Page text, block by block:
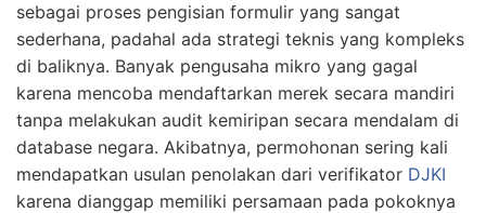
sebagai proses pengisian formulir yang sangat
sederhana, padahal ada strategi teknis yang kompleks
di baliknya. Banyak pengusaha mikro yang gagal
karena mencoba mendaftarkan merek secara mandiri
tanpa melakukan audit kemiripan secara mendalam di
database negara. Akibatnya, permohonan sering kali
mendapatkan usulan penolakan dari verifikator DJKI
karena dianggap memiliki persamaan pada pokoknya